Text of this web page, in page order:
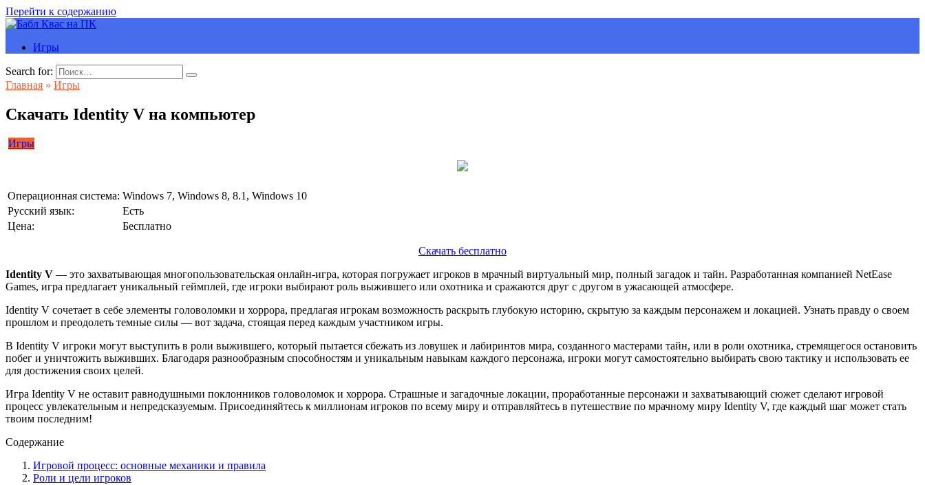
Перейти к содержанию
Игры
Search for:
Главная » Игры
Скачать Identity V на компьютер
Игры
Операционная система: Windows 7, Windows 8, 8.1, Windows 10
Русский язык:
Есть
Цена:
Бесплатно
Скачать бесплатно
Identity V — это захватывающая многопользовательская онлайн-игра, которая погружает игроков в мрачный виртуальный мир, полный загадок и тайн. Разработанная компанией NetEase
Games, игра предлагает уникальный геймплей, где игроки выбирают роль выжившего или охотника и сражаются друг с другом в ужасающей атмосфере.
Identity V сочетает в себе элементы головоломки и хоррора, предлагая игрокам возможность раскрыть глубокую историю, скрытую за каждым персонажем и локацией. Узнать правду о своем
прошлом и преодолеть темные силы — вот задача, стоящая перед каждым участником игры.
В Identity V игроки могут выступить в роли выжившего, который пытается сбежать из ловушек и лабиринтов мира, созданного мастерами тайн, или в роли охотника, стремящегося остановить
побег и уничтожить выживших. Благодаря разнообразным способностям и уникальным навыкам каждого персонажа, игроки могут самостоятельно выбирать свою тактику и использовать ее
для достижения своих целей.
Игра Identity V не оставит равнодушными поклонников головоломок и хоррора. Страшные и загадочные локации, проработанные персонажи и захватывающий сюжет сделают игровой
процесс увлекательным и непредсказуемым. Присоединяйтесь к миллионам игроков по всему миру и отправляйтесь в путешествие по мрачному миру Identity V, где каждый шаг может стать
твоим последним!
Содержание
Игровой процесс: основные механики и правила
Роли и цели игроков